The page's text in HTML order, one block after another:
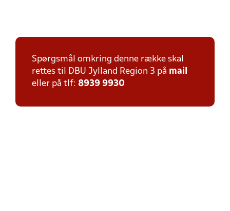
Spørgsmål omkring denne række skal
rettes til DBU Jylland Region 3 på mail
eller på tlf: 8939 9930